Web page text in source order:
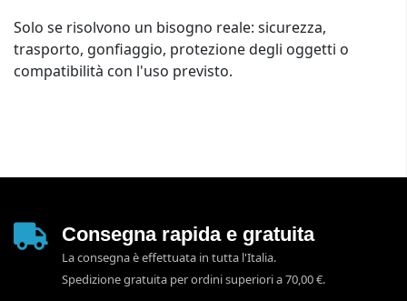
Solo se risolvono un bisogno reale: sicurezza,
trasporto, gonfiaggio, protezione degli oggetti o
compatibilità con l'uso previsto.
Consegna rapida e gratuita
La consegna è effettuata in tutta l'Italia.
Spedizione gratuita per ordini superiori a 70,00 €.